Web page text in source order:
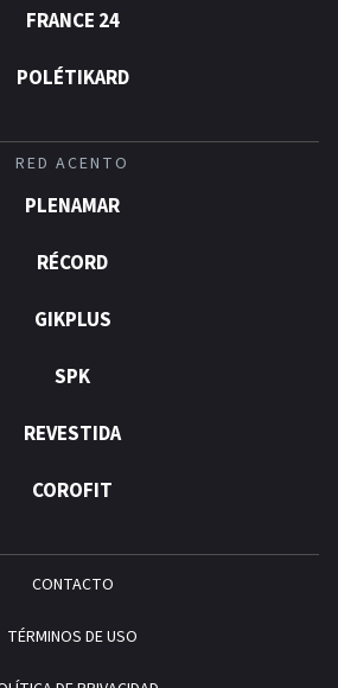
FRANCE 24
POLÉTIKARD
RED ACENTO
PLENAMAR
RÉCORD
GIKPLUS
SPK
REVESTIDA
COROFIT
CONTACTO
TÉRMINOS DE USO